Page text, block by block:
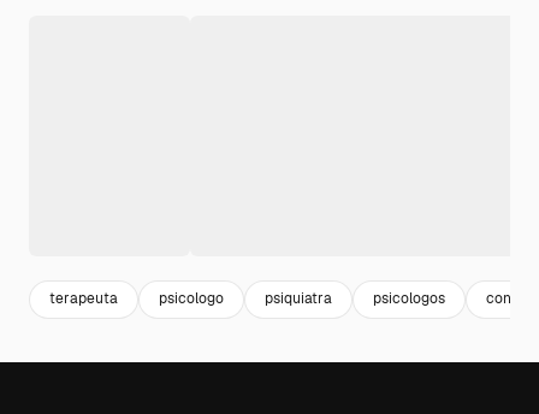
terapeuta psicologo psiquiatra psicologos